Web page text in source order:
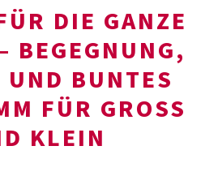
DIE GANZE
BEGEGNUNG,
UND BUNTES
FÜR GROSS U
KLEIN